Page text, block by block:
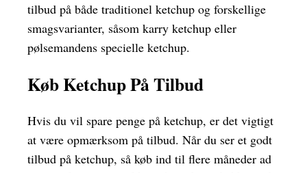
tilbud på både traditionel ketchup og forskellige
smagsvarianter, såsom karry ketchup eller
pølsemandens specielle ketchup.
Køb Ketchup På Tilbud
Hvis du vil spare penge på ketchup, er det vigtigt
at være opmærksom på tilbud. Når du ser et godt
tilbud på ketchup, så køb ind til flere måneder ad